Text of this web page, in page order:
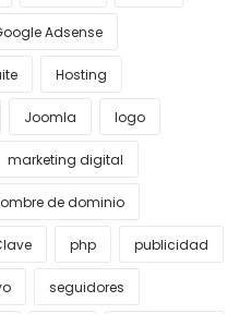
Adsense
Hosting
Joomla logo
marketing digital
de dominio
php publicidad
seguidores